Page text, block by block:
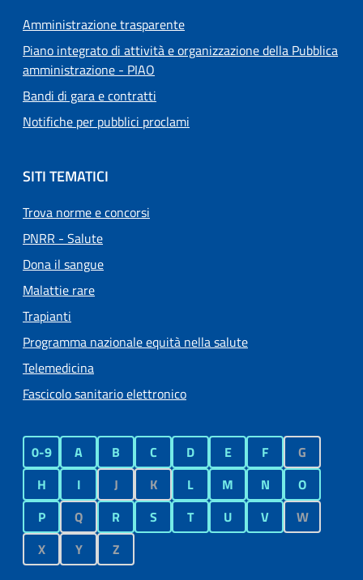
Amministrazione trasparente
Piano integrato di attività e organizzazione della Pubblica
amministrazione - PIAO
Bandi di gara e contratti
Notifiche per pubblici proclami
SITI TEMATICI
Trova norme e concorsi
PNRR - Salute
Dona il sangue
Malattie rare
Trapianti
Programma nazionale equità nella salute
Telemedicina
Fascicolo sanitario elettronico
0-9 A B C D E F
G
H
I J K L M N
O
P
Q R S T U V
W
X
Y Z